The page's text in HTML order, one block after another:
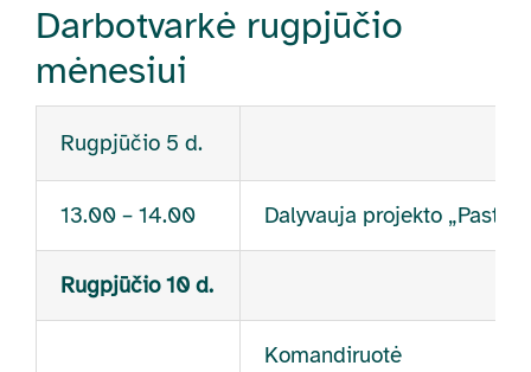
Darbotvarkė rugpjūčio
mėnesiui
Rugpjūčio 5 d.
13.00 – 14.00 Dalyvauja projekto
Rugpjūčio 10 d.
Komandiruotė